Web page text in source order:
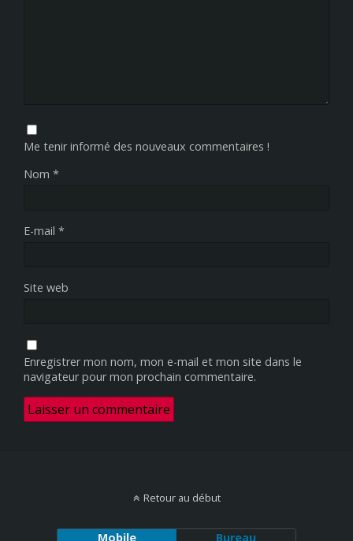
Me tenir informé des nouveaux commentaires !
Nom *
E-mail *
Site web
Enregistrer mon nom, mon e-mail et mon site dans le
navigateur pour mon prochain commentaire.
Retour au début
Mobile Bureau